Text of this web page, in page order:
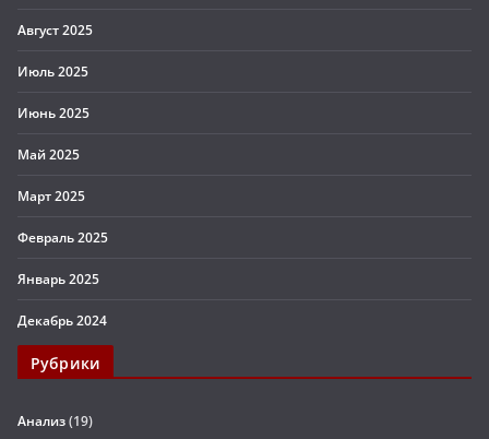
Август 2025
Июль 2025
Июнь 2025
Май 2025
Март 2025
Февраль 2025
Январь 2025
Декабрь 2024
Рубрики
Анализ(19)